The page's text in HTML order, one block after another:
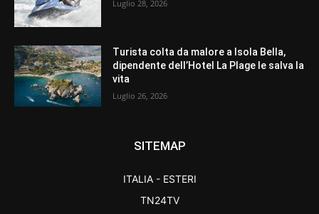
Luglio 28, 2026
Turista colta da malore a Isola Bella,
dipendente dell’Hotel La Plage le salva la
vita
Luglio 26, 2026
SITEMAP
ITALIA - ESTERI
TN24TV